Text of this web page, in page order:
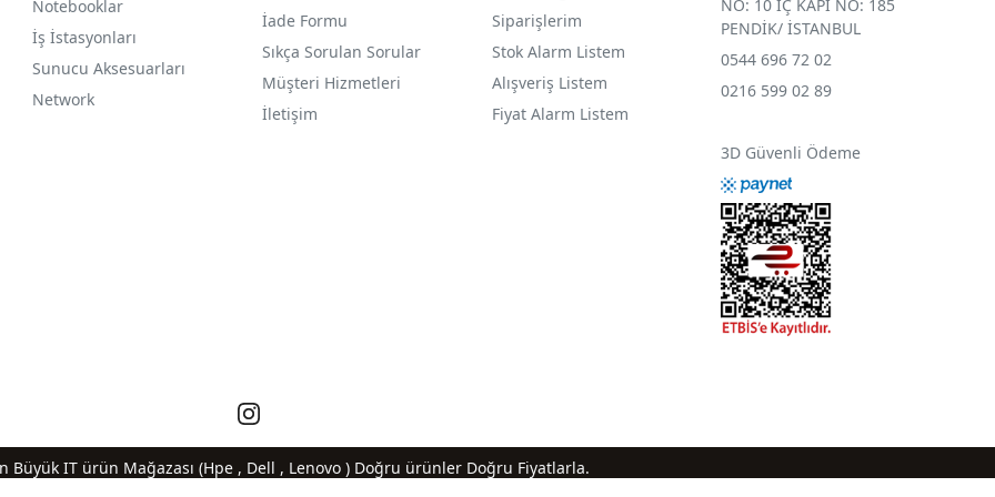
Notebooklar
İş İstasyonları
Sunucu Aksesuarları
Network
İade Formu
Sıkça Sorulan Sorular
Müşteri Hizmetleri
İletişim
Siparişlerim
Stok Alarm Listem
Alışveriş Listem
Fiyat Alarm Listem
NO: 10 İÇ KAPI NO: 185
PENDİK/ İSTANBUL
0544 696 72 02
0216 599 02 89
3D Güvenli Ödeme
Büyük IT ürün Mağazası (Hpe , Dell , Lenovo ) Doğru ürünler Doğru Fiyatlarla.